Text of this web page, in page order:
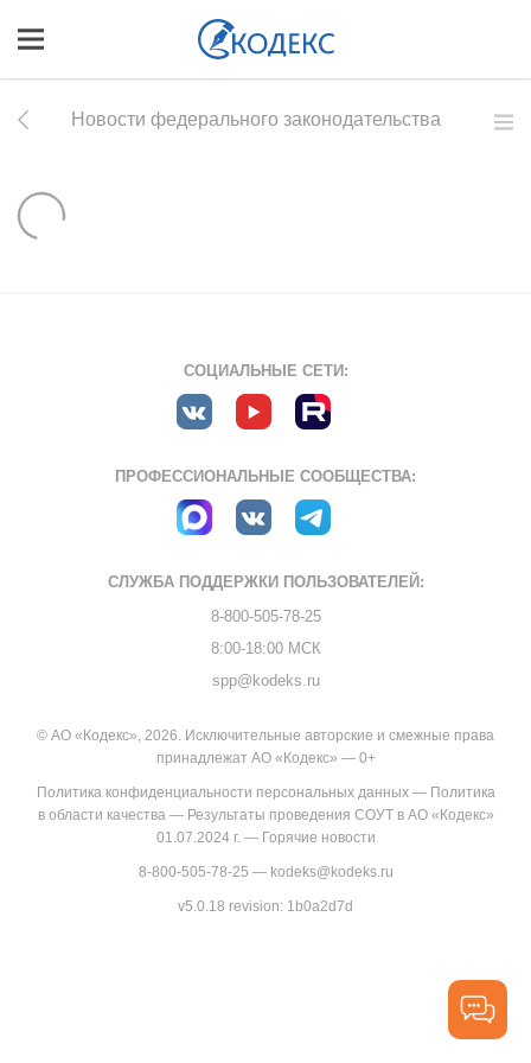
Новости федерального законодательства
СОЦИАЛЬНЫЕ СЕТИ:
ПРОФЕССИОНАЛЬНЫЕ СООБЩЕСТВА:
СЛУЖБА ПОДДЕРЖКИ ПОЛЬЗОВАТЕЛЕЙ:
8-800-505-78-25
8:00-18:00 МСК
spp@kodeks.ru
© АО «Кодекс», 2026. Исключительные авторские и смежные права
принадлежат АО «Кодекс» — 0+
Политика конфиденциальности персональных данных— Политика
в области качества— Результаты проведения СОУТ в АО «Кодекс»
01.07.2024 г.— Горячие новости
8-800-505-78-25 — kodeks@kodeks.ru
v5.0.18 revision: 1b0a2d7d